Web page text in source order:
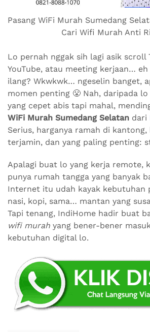
Pasang WiFi Murah Sumedang
Cari Wifi Murah Anti
Lo pernah nggak sih lagi asik scroll
YouTube, atau meeting kerjaan…
ilang? Wkwkwk… ngeselin banget,
momen penting 😤 Nah, daripada
yang cepet abis tapi mahal,
WiFi Murah Sumedang Selatan dari
Serius, harganya ramah di
terjamin, dan yang paling penting:
Apalagi buat lo yang kerja remote,
punya rumah tangga yang banyak
Internet itu udah kayak kebutuhan
nasi, kopi, sama… mantan yang
Tapi tenang, IndiHome hadir buat
wifi murah yang bener-bener
kebutuhan digital lo.